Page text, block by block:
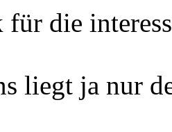
die
liegt ja nur